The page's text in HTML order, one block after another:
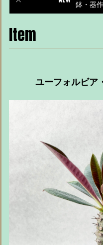
鉢・器
Item
ユーフォルビア